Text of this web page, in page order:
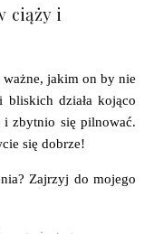
ciąży i
jakim on by nie
bliskich działa kojąco
i zbytnio się pilnować.
się dobrze!
Zajrzyj do mojego